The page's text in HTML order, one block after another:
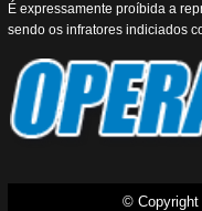
É expressamente proíbida a
sendo os infratores indiciados
© Copyright